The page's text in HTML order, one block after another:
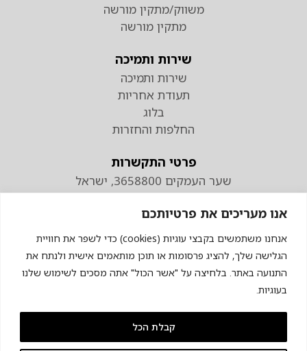
אנו מעריכים את פרטיותכם
אנחנו משתמשים בקבצי עוגיות (cookies) כדי לשפר את חוויית
הגלישה שלך, להציג פרסומות או תוכן מותאמים אישית ולנתח את
התנועה באתר. בלחיצה על "אשר הכול" אתה מסכים לשימוש שלנו
בעוגיות.
קבלת הכל
משווק/מתקין מורשה
מתקין מורשה
שירות ותמיכה
שירות ותמיכה
תעודת אחריות
בלוג
החלפות והחזרות
פרטי התקשרות
שער העמקים 3658800, ישראל
טלפון
074-7110298
© כל הזכויות שמורות לכרומגן